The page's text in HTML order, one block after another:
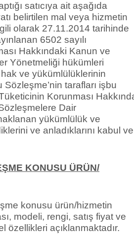
satıcıya ait aşağıda
belirtilen mal veya hizmetin
olarak 27.11.2014 tarihinde
6502 sayılı
Hakkındaki Kanun ve
Yönetmeliği hükümleri
ve yükümlülüklerinin
Sözleşme’nin tarafları işbu
Korunması
Dair
yükümlülük ve
ve anladıklarını kabul ve
KONUSU ÜRÜN/
konusu ürün/hizmetin
modeli, rengi, satış fiyat ve
özellikleri açıklanmaktadır.